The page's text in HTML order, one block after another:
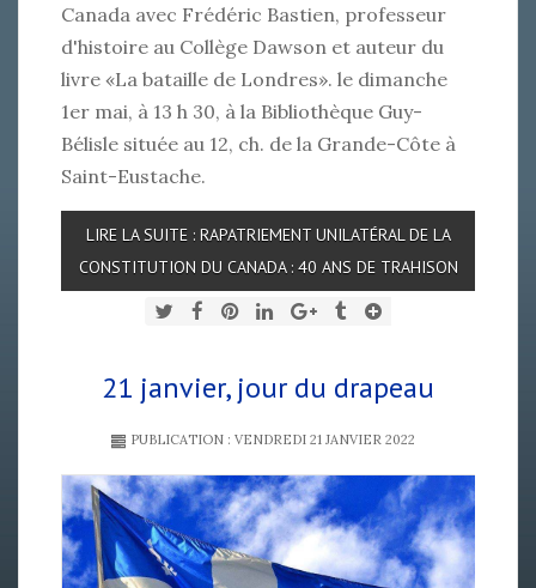
Canada avec Frédéric Bastien, professeur
d'histoire au Collège Dawson et auteur du
livre «La bataille de Londres». le dimanche
1er mai, à 13 h 30, à la Bibliothèque Guy-
Bélisle située au 12, ch. de la Grande-Côte à
Saint-Eustache.
LIRE LA SUITE : RAPATRIEMENT UNILATÉRAL DE LA
CONSTITUTION DU CANADA : 40 ANS DE TRAHISON
21 janvier, jour du drapeau
PUBLICATION : VENDREDI 21 JANVIER 2022